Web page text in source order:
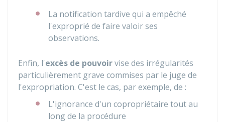
La notification tardive qui a empêché
l'exproprié de faire valoir ses
observations.
Enfin, l'excès de pouvoirvise des irrégularités
particulièrement grave commises par le juge de
l'expropriation. C'est le cas, par exemple, de :
L'ignorance d'un copropriétaire tout au
long de la procédure